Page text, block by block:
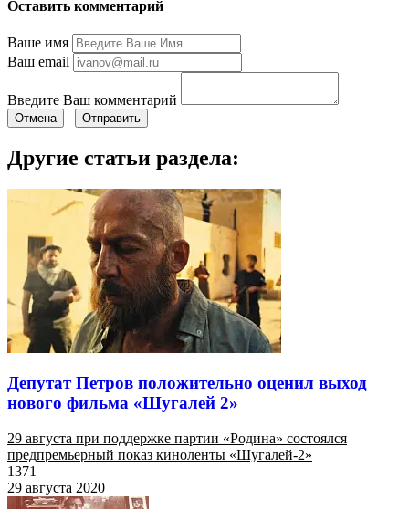
Оставить комментарий
Ваше имя
Ваш email
Введите Ваш комментарий
Отмена Отправить
Другие статьи раздела:
Депутат Петров положительно оценил выход
нового фильма «Шугалей 2»
29 августа при поддержке партии «Родина» состоялся
предпремьерный показ киноленты «Шугалей-2»
1371
29 августа 2020